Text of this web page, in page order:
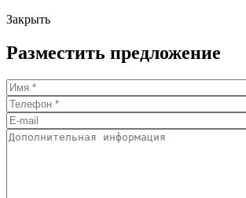
Закрыть
Разместить предложение